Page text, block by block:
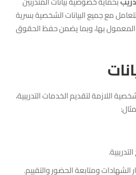
مع جميع البيانات الشخصية بسرية
المعمول بها، وبما يضمن حفظ الحقوق
اللازمة لتقديم الخدمات التدريبية،
الشهادات ومتابعة الحضور والتقييم.